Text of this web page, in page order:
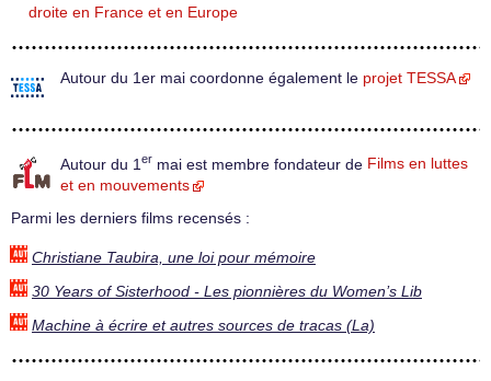
droite en France et en Europe
Autour du 1er mai coordonne également le projet TESSA
Autour du 1 er mai est membre fondateur de Films en luttes
et en mouvements
Parmi les derniers films recensés :
Christiane Taubira, une loi pour mémoire
30 Years of Sisterhood - Les pionnières du Women’s Lib
Machine à écrire et autres sources de tracas (La)